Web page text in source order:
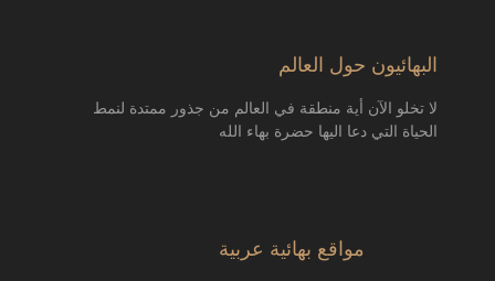
البهائيون حول العالم
لا تخلو الآن أية منطقة في العالم من جذور ممتدة لنمط
الحياة التي دعا اليها حضرة بهاء الله
مواقع بهائية عربية